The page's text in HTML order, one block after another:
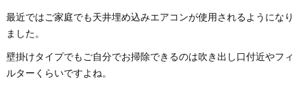
最近ではご家庭でも天井埋め込みエアコンが使用されるようになり
ました。
壁掛けタイプでもご自分でお掃除できるのは吹き出し口付近やフィ
ルターくらいですよね。